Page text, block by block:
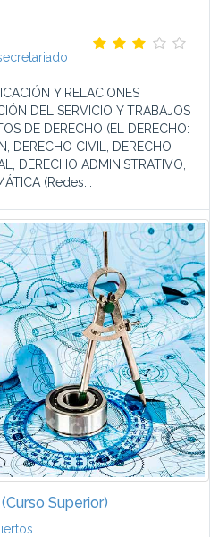
Y RELACIONES
DEL SERVICIO Y TRABAJOS
DE DERECHO (EL DERECHO:
DERECHO CIVIL, DERECHO
DERECHO ADMINISTRATIVO,
(Redes...
Superior)